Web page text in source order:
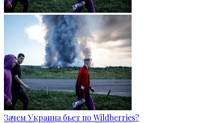
Зачем Украина бьет по Wildberries?